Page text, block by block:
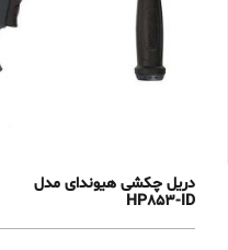
دریل چکشی هیوندای مدل
HP853-ID